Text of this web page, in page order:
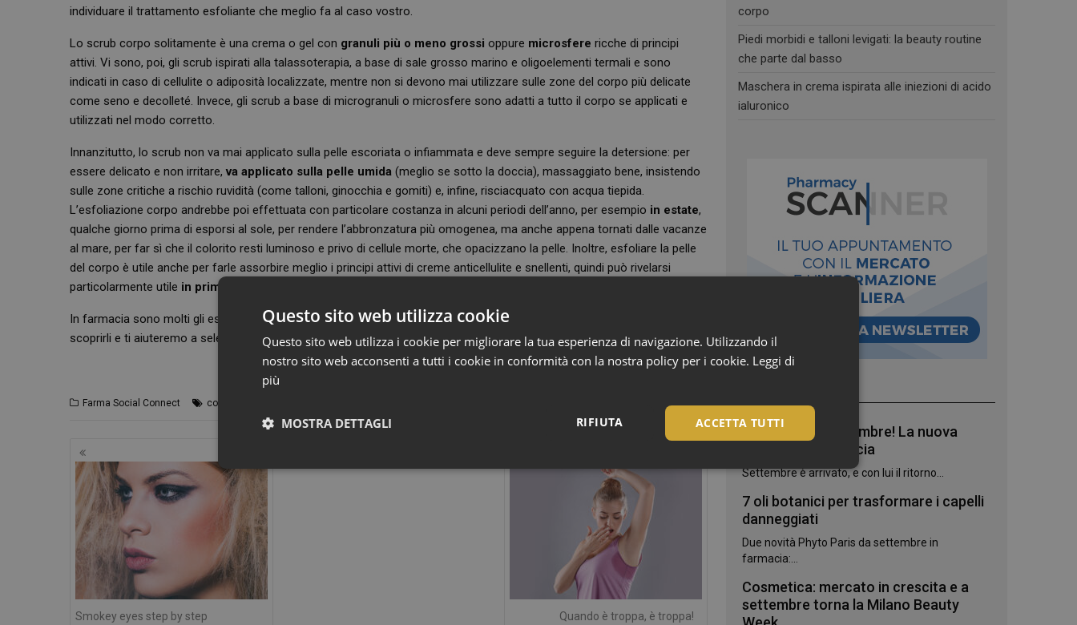
individuare il trattamento esfoliante che meglio fa al caso vostro.
Lo scrub corpo solitamente è una crema o gel con granuli più o meno grossi oppure microsfere ricche di principi
attivi. Vi sono, poi, gli scrub ispirati alla talassoterapia, a base di sale grosso marino e oligoelementi termali e sono
indicati in caso di cellulite o adiposità localizzate, mentre non si devono mai utilizzare sulle zone del corpo più delicate
come seno e decolleté. Invece, gli scrub a base di microgranuli o microsfere sono adatti a tutto il corpo se applicati e
utilizzati nel modo corretto.
Innanzitutto, lo scrub non va mai applicato sulla pelle escoriata o infiammata e deve sempre seguire la detersione: per
essere delicato e non irritare, va applicato sulla pelle umida (meglio se sotto la doccia), massaggiato bene, insistendo
sulle zone critiche a rischio ruvidità (come talloni, ginocchia e gomiti) e, infine, risciacquato con acqua tiepida.
L’esfoliazione corpo andrebbe poi effettuata con particolare costanza in alcuni periodi dell’anno, per esempio in estate,
qualche giorno prima di esporsi al sole, per rendere l’abbronzatura più omogenea, ma anche appena tornati dalle vacanze
al mare, per far sì che il colorito resti luminoso e privo di cellule morte, che opacizzano la pelle. Inoltre, esfoliare la pelle
del corpo è utile anche per farle assorbire meglio i principi attivi di creme anticellulite e snellenti, quindi può rivelarsi
particolarmente utile in primavera
In farmacia sono molti gli esfolianti corpo disponibili, con texture, profumazioni e attivi adatti a tutti i tipi di pelle. Vieni a
scoprirli e ti aiuteremo a selezionare il migliore per te!
Farma Social Connect corpo
Navigazione
articoli
Smokey eyes step by step Quando è troppa, è troppa!
corpo
Piedi morbidi e talloni levigati: la beauty routine
che parte dal basso
Maschera in crema ispirata alle iniezioni di acido
ialuronico
Bentornato, settembre! La nuova
stagione in farmacia
Settembre è arrivato, e con lui il ritorno...
7 oli botanici per trasformare i capelli
danneggiati
Due novità Phyto Paris da settembre in
farmacia:...
Cosmetica: mercato in crescita e a
settembre torna la Milano Beauty
Questo sito web utilizza cookie
Questo sito web utilizza i cookie per migliorare la tua esperienza di navigazione. Utilizzando il
nostro sito web acconsenti a tutti i cookie in conformità con la nostra policy per i cookie. Leggi di
più
ACCETTA TUTTI
RIFIUTA
MOSTRA DETTAGLI
Necessari
Necessari
I cookie necessari contribuiscono a rendere fruibile il sito web abilitandone funzionalità di base quali la navigazione sulle pagine